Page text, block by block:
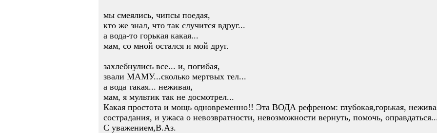
мы смеялись, чипсы поедая,
кто же знал, что так случится вдруг...
а вода-то горькая какая...
мам, со мной остался и мой друг.
захлебнулись все... и, погибая,
звали МАМУ...сколько мертвых тел...
а вода такая... неживая,
мам, я мультик так не досмотрел...
Какая простота и мощь одновременно!! Эта ВОДА рефреном: глубокая,горькая,
сострадания, и ужаса о невозвратности, невозможности вернуть, помочь,
С уважением,В.Аз.